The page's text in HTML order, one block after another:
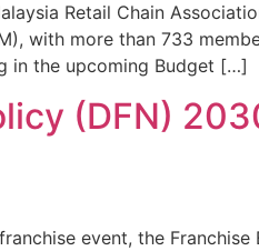
Retail Chain
with more than 733
in the upcoming Budget […]
(DFN)
event, the